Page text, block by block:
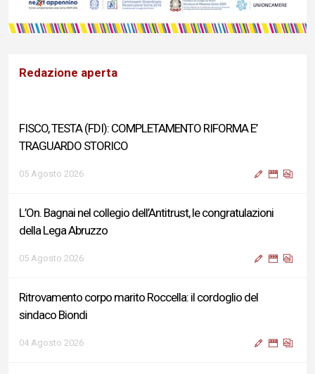
Redazione aperta
FISCO, TESTA (FDI): COMPLETAMENTO RIFORMA E’
TRAGUARDO STORICO
05 Agosto 2026
L’On. Bagnai nel collegio dell’Antitrust, le congratulazioni
della Lega Abruzzo
05 Agosto 2026
Ritrovamento corpo marito Roccella: il cordoglio del
sindaco Biondi
04 Agosto 2026